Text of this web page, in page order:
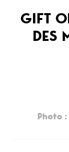
GIFT
DES
Photo :